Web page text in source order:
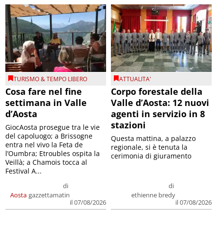
TURISMO & TEMPO LIBERO
Cosa fare nel fine
settimana in Valle
d’Aosta
Aosta
di
gazzettamatin
il 07/08/2026
GiocAosta prosegue tra le vie
del capoluogo; a Brissogne
entra nel vivo la Feta de
l’Oumbra; Etroubles ospita la
Veillà; a Chamois tocca al
Festival A...
ATTUALITA'
Corpo forestale della
Valle d’Aosta: 12 nuovi
agenti in servizio in 8
stazioni
di
ethienne bredy
il 07/08/2026
Questa mattina, a palazzo
regionale, si è tenuta la
cerimonia di giuramento